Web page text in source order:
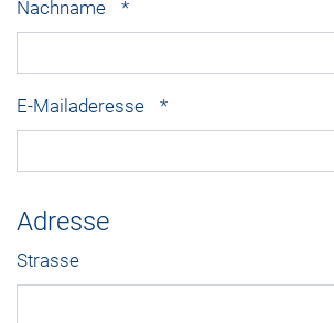
Nachname *
E-Mailaderesse *
Adresse
Strasse